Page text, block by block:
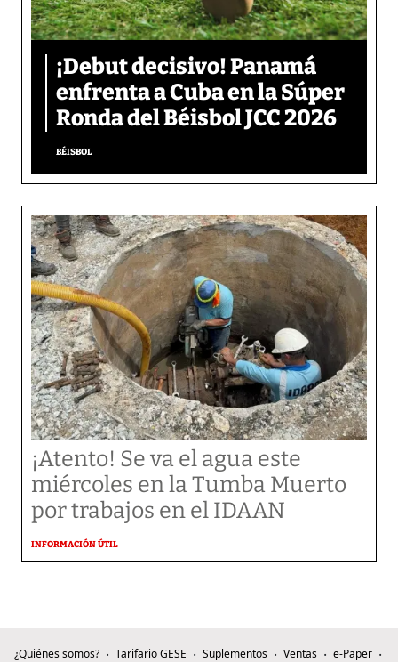
¡Debut decisivo! Panamá
enfrenta a Cuba en la Súper
Ronda del Béisbol JCC 2026
BÉISBOL
¡Atento! Se va el agua este
miércoles en la Tumba Muerto
por trabajos en el IDAAN
INFORMACIÓN ÚTIL
¿Quiénes somos? Tarifario GESE Suplementos Ventas
e-Paper